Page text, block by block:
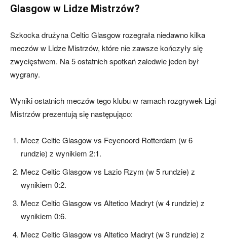
Glasgow w Lidze Mistrzów?
Szkocka drużyna Celtic Glasgow rozegrała niedawno kilka
meczów w Lidze Mistrzów, które nie zawsze kończyły się
zwycięstwem. Na 5 ostatnich spotkań zaledwie jeden był
wygrany.
Wyniki ostatnich meczów tego klubu w ramach rozgrywek Ligi
Mistrzów prezentują się następująco:
Mecz Celtic Glasgow vs Feyenoord Rotterdam (w 6
rundzie) z wynikiem 2:1.
Mecz Celtic Glasgow vs Lazio Rzym (w 5 rundzie) z
wynikiem 0:2.
Mecz Celtic Glasgow vs Altetico Madryt (w 4 rundzie) z
wynikiem 0:6.
Mecz Celtic Glasgow vs Altetico Madryt (w 3 rundzie) z